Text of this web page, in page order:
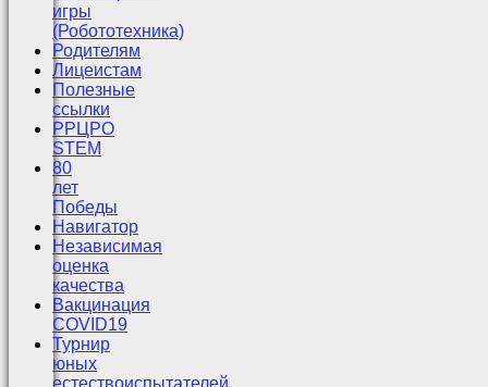
игры
(Робототехника)
Родителям
Лицеистам
Полезные
ссылки
РРЦРО
STEM
80
лет
Победы
Навигатор
Независимая
оценка
качества
Вакцинация
COVID19
Турнир
юных